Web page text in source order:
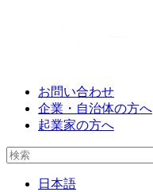
お問い合わせ
企業・自治体の方へ
起業家の方へ
日本語